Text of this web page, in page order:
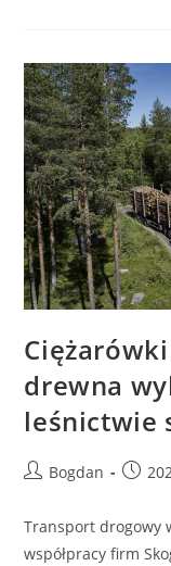
Krajów
Cztery
Sztuki
I
Na
RMMV
–
MAN
Z
HX81
drewna
leśnictwie
PostBogdan
Post
Transport drogowy
współpracy firm